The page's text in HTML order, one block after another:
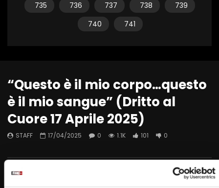
735
736 737 738
739
740
741
“Questo è il mio corpo…questo
è il mio sangue” (Dritto al
Cuore 17 Aprile 2025)
STAFF 17/04/2025 0 1.1K 101 0